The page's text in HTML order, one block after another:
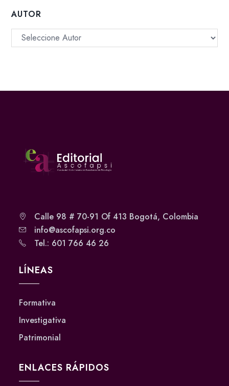
AUTOR
Calle 98 # 70-91 Of 413 Bogotá, Colombia
info@ascofapsi.org.co
Tel.: 601 766 46 26
LÍNEAS
Formativa
Investigativa
Patrimonial
ENLACES RÁPIDOS